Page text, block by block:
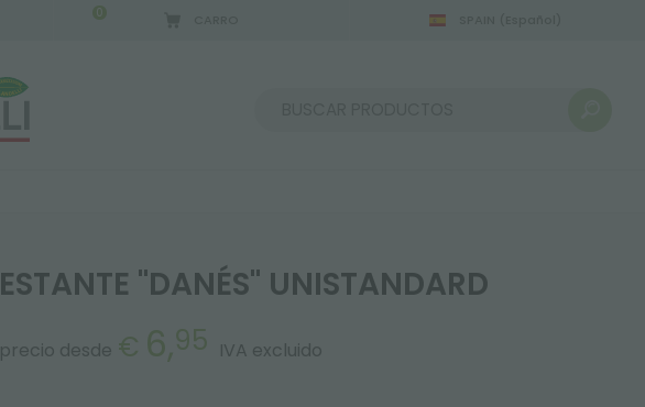
0
ESTANTE "DANÉS" UNISTANDARD
precio desde € 6,95 IVA excluido